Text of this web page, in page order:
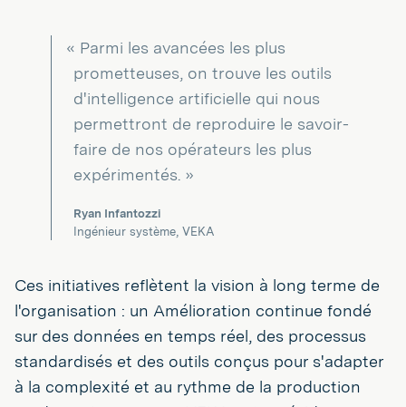
« Parmi les avancées les plus
prometteuses, on trouve les outils
d'intelligence artificielle qui nous
permettront de reproduire le savoir-
faire de nos opérateurs les plus
expérimentés. »
Ryan Infantozzi
Ingénieur système, VEKA
Ces initiatives reflètent la vision à long terme de
l'organisation : un Amélioration continue fondé
sur des données en temps réel, des processus
standardisés et des outils conçus pour s'adapter
à la complexité et au rythme de la production